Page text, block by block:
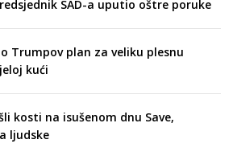
SAD-a uputio oštre poruke
Trumpov plan za veliku plesnu
kući
kosti na isušenom dnu Save,
ljudske